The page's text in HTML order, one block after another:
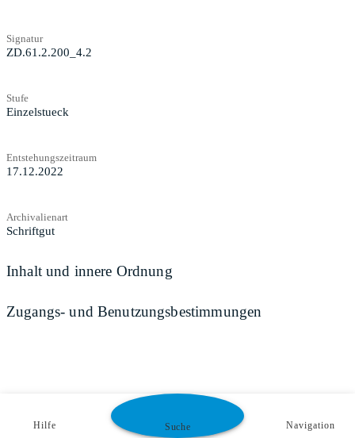
Signatur
ZD.61.2.200_4.2
Stufe
Einzelstueck
Entstehungszeitraum
17.12.2022
Archivalienart
Schriftgut
Inhalt und innere Ordnung
Zugangs- und Benutzungsbestimmungen
Hilfe Suche Navigation